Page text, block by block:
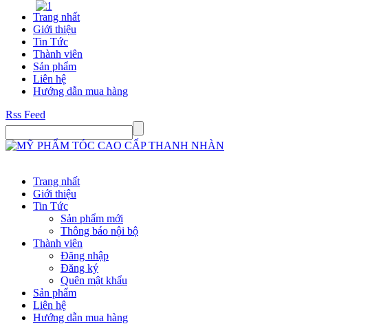
Trang nhất
Giới thiệu
Tin Tức
Thành viên
Sản phẩm
Liên hệ
Hướng dẫn mua hàng
Rss Feed
Trang nhất
Giới thiệu
Tin Tức
Sản phẩm mới
Thông báo nội bộ
Thành viên
Đăng nhập
Đăng ký
Quên mật khẩu
Sản phẩm
Liên hệ
Hướng dẫn mua hàng